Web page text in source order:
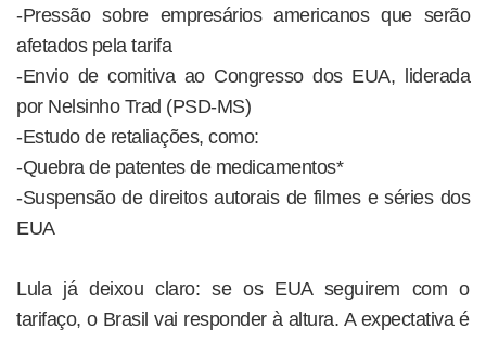
-Pressão sobre empresários americanos que serão
afetados pela tarifa
-Envio de comitiva ao Congresso dos EUA, liderada
por Nelsinho Trad (PSD-MS)
-Estudo de retaliações, como:
-Quebra de patentes de medicamentos*
-Suspensão de direitos autorais de filmes e séries dos
EUA
Lula já deixou claro: se os EUA seguirem com o
tarifaço, o Brasil vai responder à altura. A expectativa é